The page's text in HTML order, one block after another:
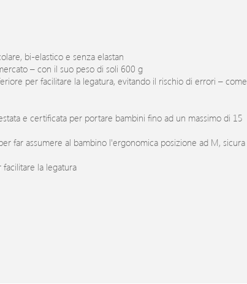
bi-elastico e senza elastan
– con il suo peso di soli 600 g
per facilitare la legatura, evitando il rischio di errori – come
e certificata per portare bambini fino ad un massimo di 15
far assumere al bambino l'ergonomica posizione ad M, sicura
la legatura